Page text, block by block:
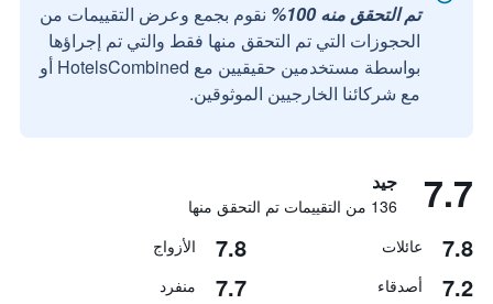
تم التحقق منه 100%
نقوم بجمع وعرض التقييمات من
الحجوزات التي تم التحقق منها فقط والتي تم إجراؤها
بواسطة مستخدمين حقيقيين مع HotelsCombined أو
مع شركائنا الخارجيين الموثوقين.
7.7 جيد
136 من التقييمات تم التحقق منها
7.8 عائلات 7.8 الأزواج
7.2 أصدقاء 7.7 منفرد